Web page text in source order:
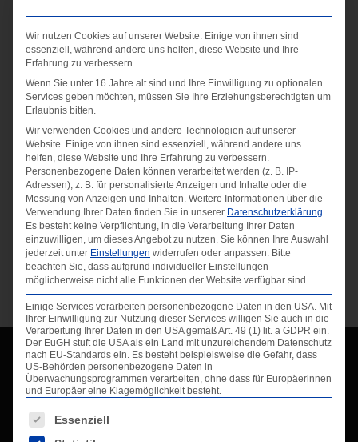
Fähigkeiten
Gepostet am
16/09/2020
Continental Hamburger Hochbahn
Infos
Info-Center
Kontakt
Wir nutzen Cookies auf unserer Website. Einige von ihnen sind
essenziell, während andere uns helfen, diese Website und Ihre
Erfahrung zu verbessern.
Wenn Sie unter 16 Jahre alt sind und Ihre Einwilligung zu optionalen
Services geben möchten, müssen Sie Ihre Erziehungsberechtigten um
Erlaubnis bitten.
Wir verwenden Cookies und andere Technologien auf unserer
Website. Einige von ihnen sind essenziell, während andere uns
helfen, diese Website und Ihre Erfahrung zu verbessern.
Personenbezogene Daten können verarbeitet werden (z. B. IP-
Adressen), z. B. für personalisierte Anzeigen und Inhalte oder die
Messung von Anzeigen und Inhalten. Weitere Informationen über die
Verwendung Ihrer Daten finden Sie in unserer Datenschutzerklärung.
Es besteht keine Verpflichtung, in die Verarbeitung Ihrer Daten
einzuwilligen, um dieses Angebot zu nutzen. Sie können Ihre Auswahl
jederzeit unter Einstellungen widerrufen oder anpassen. Bitte
beachten Sie, dass aufgrund individueller Einstellungen
möglicherweise nicht alle Funktionen der Website verfügbar sind.
Einige Services verarbeiten personenbezogene Daten in den USA. Mit
Ihrer Einwilligung zur Nutzung dieser Services willigen Sie auch in die
Verarbeitung Ihrer Daten in den USA gemäß Art. 49 (1) lit. a GDPR ein.
Der EuGH stuft die USA als ein Land mit unzureichendem Datenschutz
nach EU-Standards ein. Es besteht beispielsweise die Gefahr, dass
US-Behörden personenbezogene Daten in
Überwachungsprogrammen verarbeiten, ohne dass für Europäerinnen
und Europäer eine Klagemöglichkeit besteht.
Es folgt eine Liste der Service-Gruppen, für die eine
Essenziell